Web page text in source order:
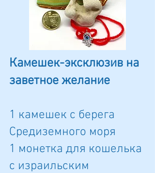
Камешек-эксклюзив на
заветное желание
1 камешек с берега
Средиземного моря
1 монетка для кошелька
c израильским